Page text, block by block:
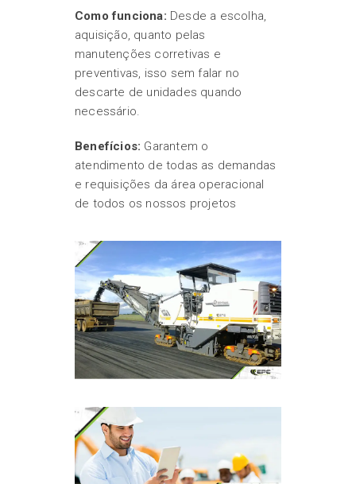
Como funciona: Desde a escolha,
aquisição, quanto pelas
manutenções corretivas e
preventivas, isso sem falar no
descarte de unidades quando
necessário.
Benefícios: Garantem o
atendimento de todas as demandas
e requisições da área operacional
de todos os nossos projetos